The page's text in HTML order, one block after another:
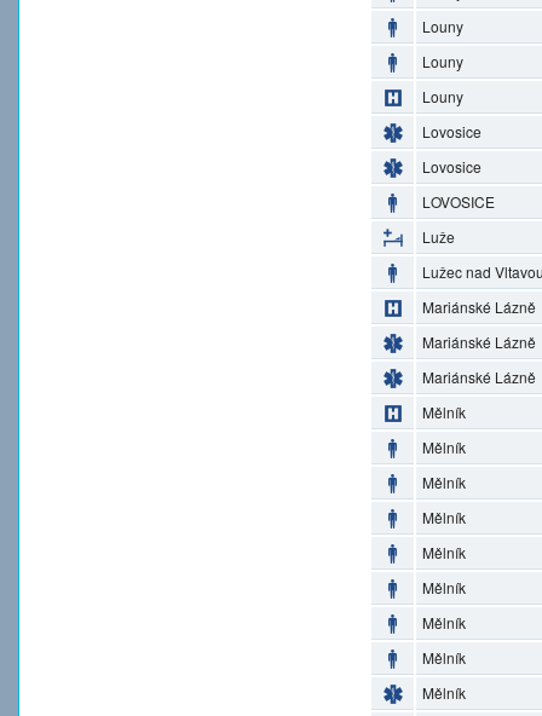
Louny
Louny
Louny
Lovosice
Lovosice
LOVOSICE
Luže
Lužec nad
Mariánské Lázně
Mariánské Lázně
Mariánské Lázně
Mělník
Mělník
Mělník
Mělník
Mělník
Mělník
Mělník
Mělník
Mělník